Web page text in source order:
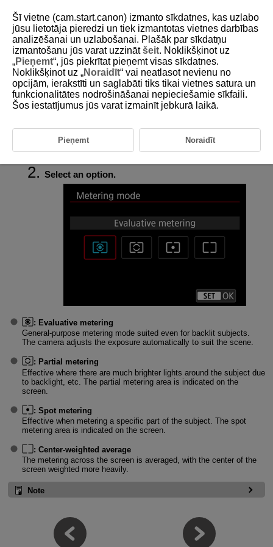
D388-076
Metering Mode
Four methods (metering modes) to measure the subject's brightness are
Select an option.
: Evaluative metering
General-purpose metering mode suited even for backlit subjects.
The camera adjusts the exposure automatically to suit the scene.
: Partial metering
Effective where there are much brighter lights around the subject due
to backlight, etc. The partial metering area is indicated on the
screen.
: Spot metering
Effective when metering a specific part of the subject. The spot
metering area is indicated on the screen.
: Center-weighted average
The metering across the screen is averaged, with the center of the
screen weighted more heavily.
Note
Šī vietne (cam.start.canon) izmanto sīkdatnes, kas uzlabo
jūsu lietotāja pieredzi un tiek izmantotas vietnes darbības
analizēšanai un uzlabošanai. Plašāk par sīkdatņu
izmantošanu jūs varat uzzinātšeit. Noklikšķinot uz
„Pieņemt“, jūs piekrītat pieņemt visas sīkdatnes.
Noklikšķinot uz „Noraidīt“ vai neatlasot nevienu no
opcijām, ierakstīti un saglabāti tiks tikai vietnes satura un
funkcionalitātes nodrošināšanai nepieciešamie sīkfaili.
Šos iestatījumus jūs varat izmainīt jebkurā laikā.
Pieņemt Noraidīt